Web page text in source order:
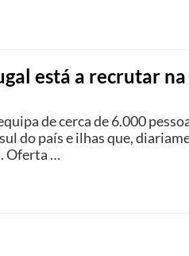
está a recrutar
de cerca de 6.000
do país e ilhas que,
Oferta …